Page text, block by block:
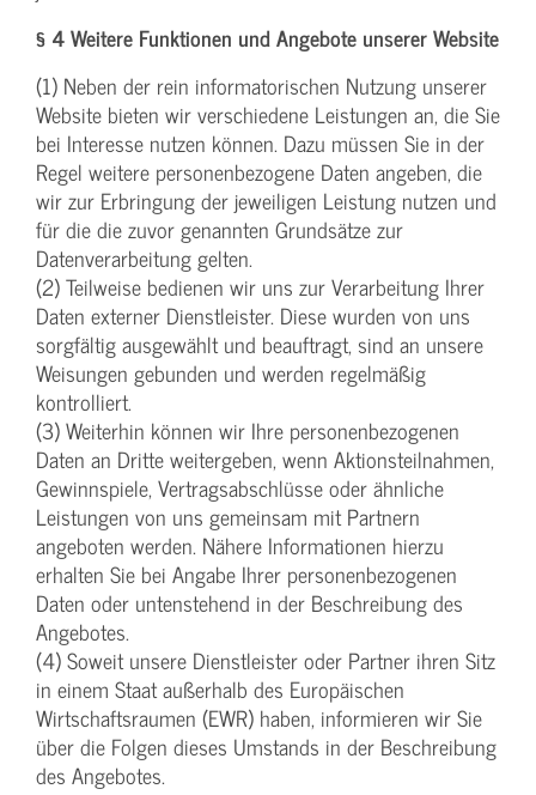
§ 4 Weitere Funktionen und Angebote unserer Website
(1) Neben der rein informatorischen Nutzung unserer
Website bieten wir verschiedene Leistungen an, die Sie
bei Interesse nutzen können. Dazu müssen Sie in der
Regel weitere personenbezogene Daten angeben, die
wir zur Erbringung der jeweiligen Leistung nutzen und
für die die zuvor genannten Grundsätze zur
Datenverarbeitung gelten.
(2) Teilweise bedienen wir uns zur Verarbeitung Ihrer
Daten externer Dienstleister. Diese wurden von uns
sorgfältig ausgewählt und beauftragt, sind an unsere
Weisungen gebunden und werden regelmäßig
kontrolliert.
(3) Weiterhin können wir Ihre personenbezogenen
Daten an Dritte weitergeben, wenn Aktionsteilnahmen,
Gewinnspiele, Vertragsabschlüsse oder ähnliche
Leistungen von uns gemeinsam mit Partnern
angeboten werden. Nähere Informationen hierzu
erhalten Sie bei Angabe Ihrer personenbezogenen
Daten oder untenstehend in der Beschreibung des
Angebotes.
(4) Soweit unsere Dienstleister oder Partner ihren Sitz
in einem Staat außerhalb des Europäischen
Wirtschaftsraumen (EWR) haben, informieren wir Sie
über die Folgen dieses Umstands in der Beschreibung
des Angebotes.